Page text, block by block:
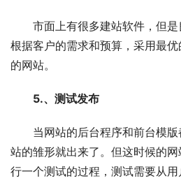
市面上有很多建站软件，但
根据客户的需求和预算，采用最
的网站。
5.、测试发布
当网站的后台程序和前台模
站的雏形就出来了。但这时候的
行一个测试的过程，测试需要从用